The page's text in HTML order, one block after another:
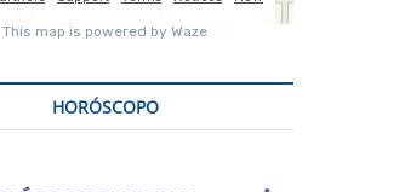
HORÓSCOPO